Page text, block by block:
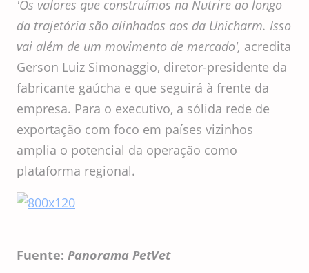
'Os valores que construímos na Nutrire ao longo
da trajetória são alinhados aos da Unicharm. Isso
vai além de um movimento de mercado', acredita
Gerson Luiz Simonaggio, diretor-presidente da
fabricante gaúcha e que seguirá à frente da
empresa. Para o executivo, a sólida rede de
exportação com foco em países vizinhos
amplia o potencial da operação como
plataforma regional.
Fuente: Panorama PetVet